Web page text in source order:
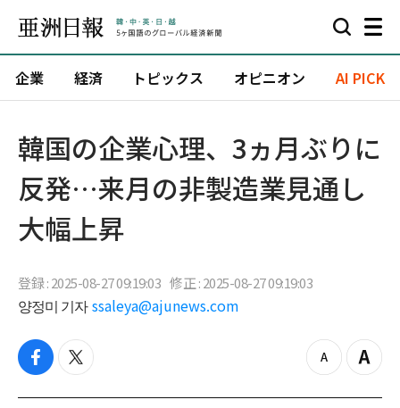
企業 経済 トピックス オピニオン AI PICK
韓国の企業心理、3ヵ月ぶりに
反発…来月の非製造業見通し
大幅上昇
登録 : 2025-08-27 09:19:03 修正 : 2025-08-27 09:19:03
양정미 기자 ssaleya@ajunews.com
f
c
t
i
z
o
Z
o